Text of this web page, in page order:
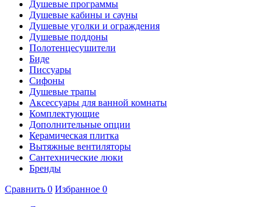
Душевые программы
Душевые кабины и сауны
Душевые уголки и ограждения
Душевые поддоны
Полотенцесушители
Биде
Писсуары
Сифоны
Душевые трапы
Аксессуары для ванной комнаты
Комплектующие
Дополнительные опции
Керамическая плитка
Вытяжные вентиляторы
Сантехнические люки
Бренды
Сравнить 0 Избранное 0